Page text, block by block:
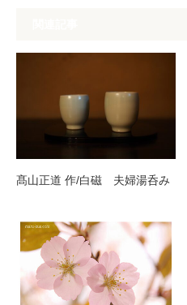
髙山正道 作/白磁 夫婦湯呑み